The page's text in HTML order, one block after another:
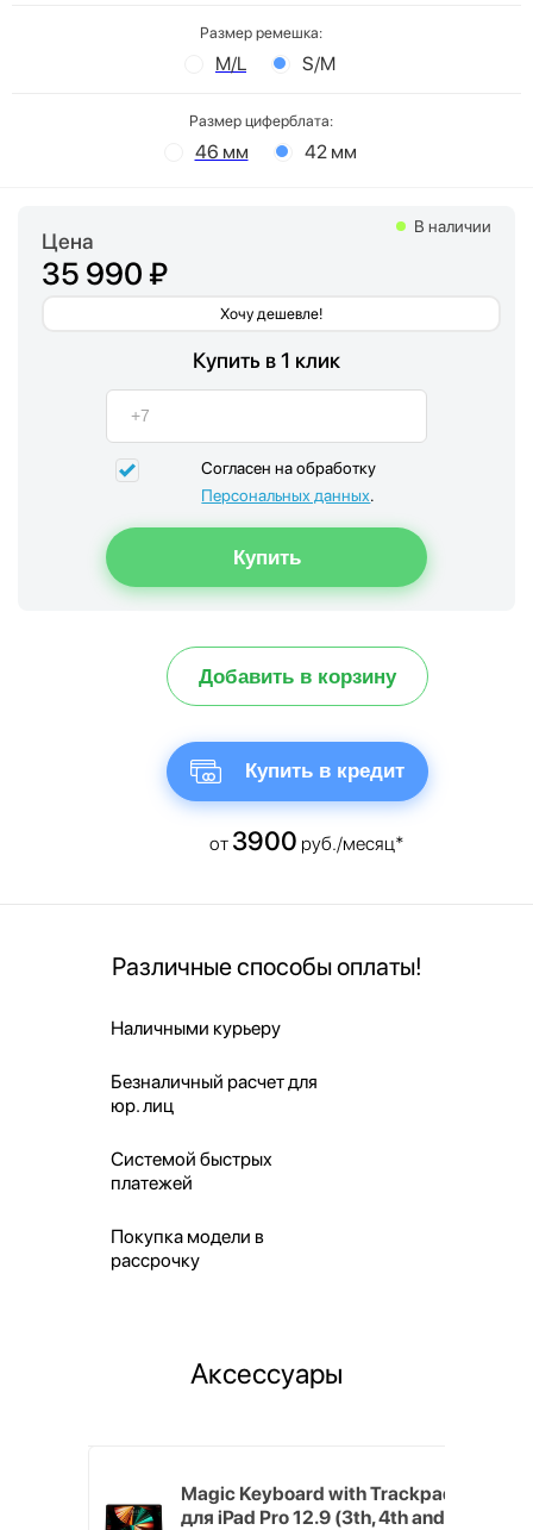
Размер ремешка:
M/L S/M
Размер циферблата:
46 мм 42 мм
Цена
35 990 ₽
Хочу дешевле!
В наличии
Купить в 1 клик
Согласен на обработку
Персональных данных.
Добавить в корзину
Купить в кредит
от 3900 руб./месяц*
Различные способы оплаты!
Наличными курьеру
Безналичный расчет для
юр. лиц
Системой быстрых
платежей
Покупка модели в
рассрочку
Аксессуары
Magic Keyboard with Trackpad
для iPad Pro 12.9 (3th, 4th and